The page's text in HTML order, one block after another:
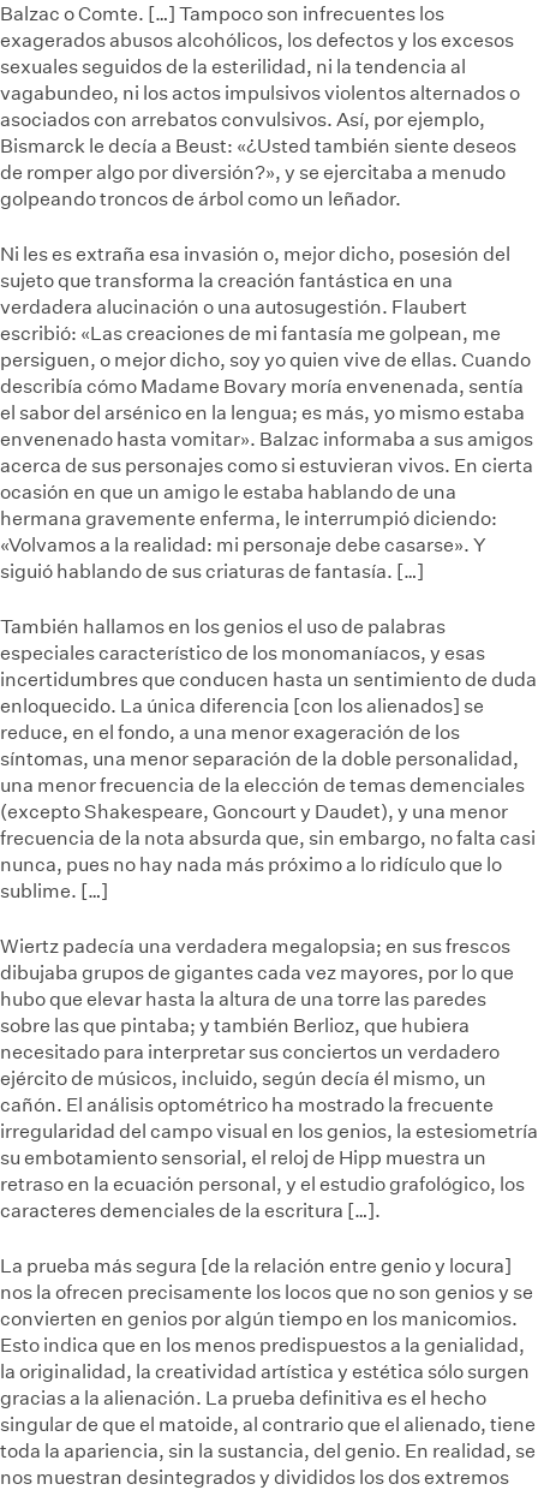
Balzac o Comte. […] Tampoco son infrecuentes los
exagerados abusos alcohólicos, los defectos y los excesos
sexuales seguidos de la esterilidad, ni la tendencia al
vagabundeo, ni los actos impulsivos violentos alternados o
asociados con arrebatos convulsivos. Así, por ejemplo,
Bismarck le decía a Beust: «¿Usted también siente deseos
de romper algo por diversión?», y se ejercitaba a menudo
golpeando troncos de árbol como un leñador.
Ni les es extraña esa invasión o, mejor dicho, posesión del
sujeto que transforma la creación fantástica en una
verdadera alucinación o una autosugestión. Flaubert
escribió: «Las creaciones de mi fantasía me golpean, me
persiguen, o mejor dicho, soy yo quien vive de ellas. Cuando
describía cómo Madame Bovary moría envenenada, sentía
el sabor del arsénico en la lengua; es más, yo mismo estaba
envenenado hasta vomitar». Balzac informaba a sus amigos
acerca de sus personajes como si estuvieran vivos. En cierta
ocasión en que un amigo le estaba hablando de una
hermana gravemente enferma, le interrumpió diciendo:
«Volvamos a la realidad: mi personaje debe casarse». Y
siguió hablando de sus criaturas de fantasía. […]
También hallamos en los genios el uso de palabras
especiales característico de los monomaníacos, y esas
incertidumbres que conducen hasta un sentimiento de duda
enloquecido. La única diferencia [con los alienados] se
reduce, en el fondo, a una menor exageración de los
síntomas, una menor separación de la doble personalidad,
una menor frecuencia de la elección de temas demenciales
(excepto Shakespeare, Goncourt y Daudet), y una menor
frecuencia de la nota absurda que, sin embargo, no falta casi
nunca, pues no hay nada más próximo a lo ridículo que lo
sublime. […]
Wiertz padecía una verdadera megalopsia; en sus frescos
dibujaba grupos de gigantes cada vez mayores, por lo que
hubo que elevar hasta la altura de una torre las paredes
sobre las que pintaba; y también Berlioz, que hubiera
necesitado para interpretar sus conciertos un verdadero
ejército de músicos, incluido, según decía él mismo, un
cañón. El análisis optométrico ha mostrado la frecuente
irregularidad del campo visual en los genios, la estesiometría
su embotamiento sensorial, el reloj de Hipp muestra un
retraso en la ecuación personal, y el estudio grafológico, los
caracteres demenciales de la escritura […].
La prueba más segura [de la relación entre genio y locura]
nos la ofrecen precisamente los locos que no son genios y se
convierten en genios por algún tiempo en los manicomios.
Esto indica que en los menos predispuestos a la genialidad,
la originalidad, la creatividad artística y estética sólo surgen
gracias a la alienación. La prueba definitiva es el hecho
singular de que el matoide, al contrario que el alienado, tiene
toda la apariencia, sin la sustancia, del genio. En realidad, se
nos muestran desintegrados y divididos los dos extremos